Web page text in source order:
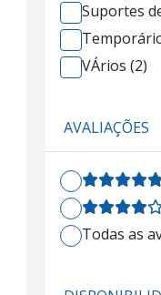
Suportes
VÁrios (2)
AVALIAÇÕES
Todas as